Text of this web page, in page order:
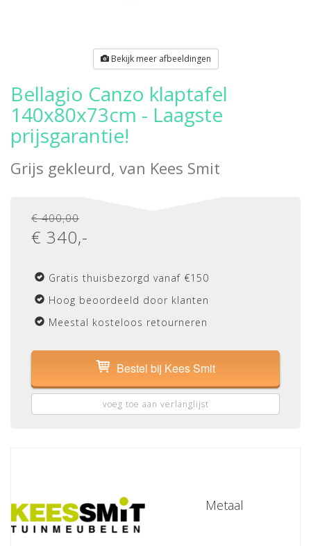
Bekijk meer afbeeldingen
Bellagio Canzo klaptafel
140x80x73cm - Laagste
prijsgarantie!
Grijs gekleurd, van Kees Smit
€ 400,00
€ 340,-
Gratis thuisbezorgd vanaf €150
Hoog beoordeeld door klanten
Meestal kosteloos retourneren
Bestel bij Kees Smit
voeg toe aan verlanglijst
Metaal